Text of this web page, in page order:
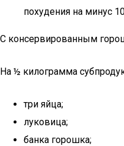
похудения на минус
С консервированным
На ½ килограмма
три яйца;
луковица;
банка горошка;